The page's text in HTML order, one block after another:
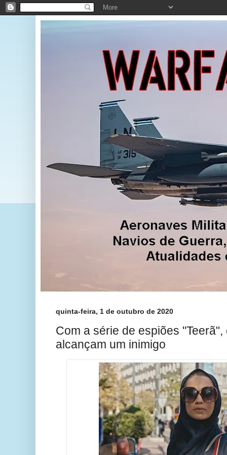
quinta-feira, 1 de outubro de 2020
Com a série de espiões
alcançam um inimigo